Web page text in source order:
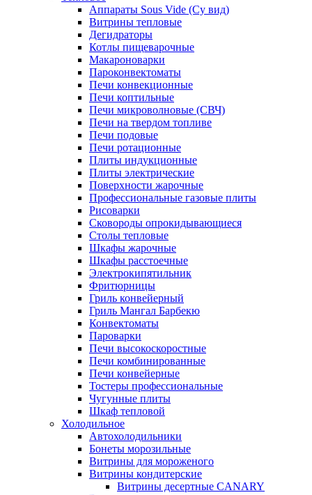
Аппараты Sous Vide (Су вид)
Витрины тепловые
Дегидраторы
Котлы пищеварочные
Макароноварки
Пароконвектоматы
Печи конвекционные
Печи коптильные
Печи микроволновые (СВЧ)
Печи на твердом топливе
Печи подовые
Печи ротационные
Плиты индукционные
Плиты электрические
Поверхности жарочные
Профессиональные газовые плиты
Рисоварки
Сковороды опрокидывающиеся
Столы тепловые
Шкафы жарочные
Шкафы расстоечные
Электрокипятильник
Фритюрницы
Гриль конвейерный
Гриль Мангал Барбекю
Конвектоматы
Пароварки
Печи высокоскоростные
Печи комбинированные
Печи конвейерные
Тостеры профессиональные
Чугунные плиты
Шкаф тепловой
Холодильное
Автохолодильники
Бонеты морозильные
Витрины для мороженого
Витрины кондитерские
Витрины десертные CANARY